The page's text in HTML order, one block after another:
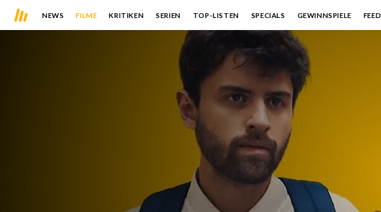
NEWS FILME KRITIKEN SERIEN TOP-LISTEN SPECIALS GEWINNSPIELE FEED